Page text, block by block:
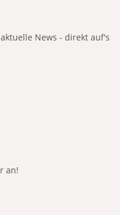
News - direkt auf's
an!